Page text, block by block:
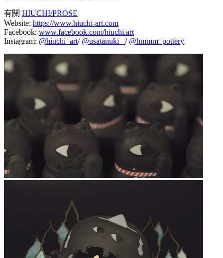
有關 HIUCHI/PROSE
Website: https://www.hiuchi-art.com
Facebook: www.facebook.com/hiuchi.art
Instagram: @hiuchi_art/ @usatanuki_ / @hmmm_pottery